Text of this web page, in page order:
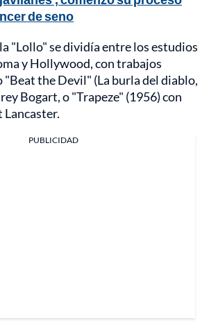
de seno
"Lollo" se dividía entre los estudios
y Hollywood, con trabajos
the Devil" (La burla del diablo,
Bogart, o "Trapeze" (1956) con
PUBLICIDAD